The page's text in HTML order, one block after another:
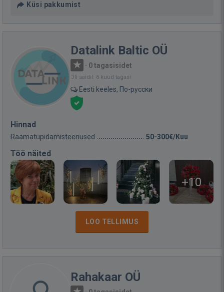
Küsi pakkumist
Datalink Baltic OÜ
· 0 tagasisidet
Oli saidil: 6 kuud tagasi
Eesti keeles, По-русски
Hinnad
Raamatupidamisteenused 50-300€/Kuu
Töö näited
+10
LOO TELLIMUS
Rahakaar OÜ